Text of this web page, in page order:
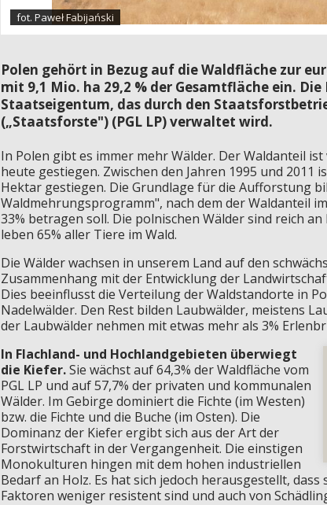
fot. Paweł Fabijański
Polen gehört in Bezug auf die Waldfläche zur
mit 9,1 Mio. ha 29,2 % der Gesamtfläche ein.
Staatseigentum, das durch den
(„Staatsforste") (PGL LP) verwaltet wird.
In Polen gibt es immer mehr Wälder. Der Waldanteil ist
heute gestiegen. Zwischen den Jahren 1995 und 2011
Hektar gestiegen. Die Grundlage für die Aufforstung
Waldmehrungsprogramm", nach dem der Waldanteil
33% betragen soll. Die polnischen Wälder sind reich
leben 65% aller Tiere im Wald.
Die Wälder wachsen in unserem Land auf den
Zusammenhang mit der Entwicklung der
Dies beeinflusst die Verteilung der Waldstandorte in
Nadelwälder. Den Rest bilden Laubwälder, meistens
der Laubwälder nehmen mit etwas mehr als 3%
In Flachland- und Hochlandgebieten überwiegt
die Kiefer.Sie wächst auf 64,3% der Waldfläche vom
PGL LP und auf 57,7% der privaten und kommunalen
Wälder. Im Gebirge dominiert die Fichte (im Westen)
bzw. die Fichte und die Buche (im Osten). Die
Dominanz der Kiefer ergibt sich aus der Art der
Forstwirtschaft in der Vergangenheit. Die einstigen
Monokulturen hingen mit dem hohen industriellen
Bedarf an Holz. Es hat sich jedoch herausgestellt,
Faktoren weniger resistent sind und auch von